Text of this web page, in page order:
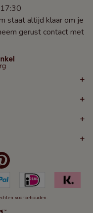
staat altijd klaar om je
gerust contact met
+
+
+
+
voorbehouden.